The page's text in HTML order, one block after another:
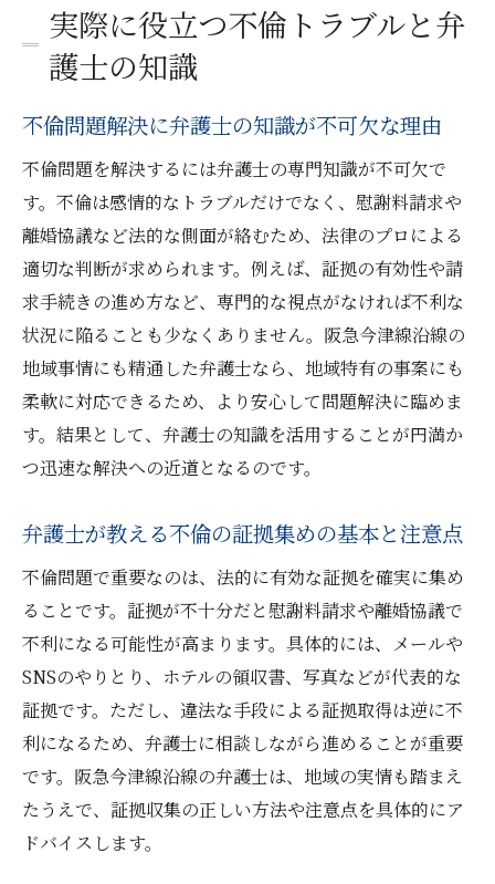
実際に役立つ不倫トラブルと弁
護士の知識
不倫問題解決に弁護士の知識が不可欠な理由
不倫問題を解決するには弁護士の専門知識が不可欠で
す。不倫は感情的なトラブルだけでなく、慰謝料請求や
離婚協議など法的な側面が絡むため、法律のプロによる
適切な判断が求められます。例えば、証拠の有効性や請
求手続きの進め方など、専門的な視点がなければ不利な
状況に陥ることも少なくありません。阪急今津線沿線の
地域事情にも精通した弁護士なら、地域特有の事案にも
柔軟に対応できるため、より安心して問題解決に臨めま
す。結果として、弁護士の知識を活用することが円満か
つ迅速な解決への近道となるのです。
弁護士が教える不倫の証拠集めの基本と注意点
不倫問題で重要なのは、法的に有効な証拠を確実に集め
ることです。証拠が不十分だと慰謝料請求や離婚協議で
不利になる可能性が高まります。具体的には、メールや
SNSのやりとり、ホテルの領収書、写真などが代表的な
証拠です。ただし、違法な手段による証拠取得は逆に不
利になるため、弁護士に相談しながら進めることが重要
です。阪急今津線沿線の弁護士は、地域の実情も踏まえ
たうえで、証拠収集の正しい方法や注意点を具体的にア
ドバイスします。